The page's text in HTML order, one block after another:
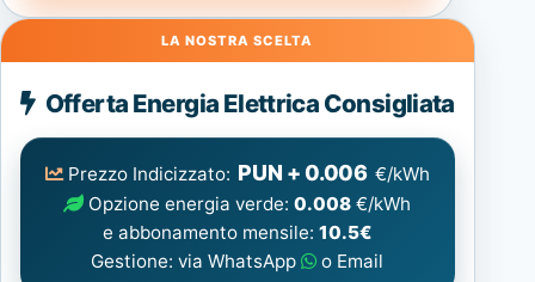
Energia
Elettrica
consigliata
Offerta Energia Elettrica Consigliata
Prezzo Indicizzato: PUN + 0.006 €/kWh
Opzione energia verde:0.008 €/kWh
e abbonamento mensile: 10.5€
Gestione: via WhatsApp
o Email